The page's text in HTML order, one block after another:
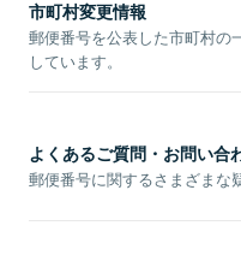
市町村変更情報
郵便番号を公表した市町村の
しています。
よくあるご質問・お問い合
郵便番号に関するさまざまな